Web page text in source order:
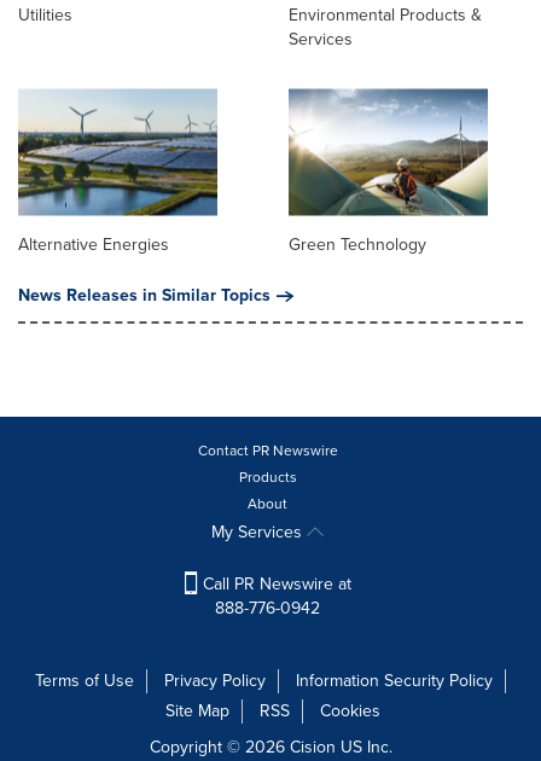
Utilities
Environmental Products &
Services
Alternative Energies
Green Technology
News Releases in Similar Topics
Contact PR Newswire
Products
About
My Services
Call PR Newswire at
888-776-0942
Terms of Use Privacy Policy
Information Security Policy
Site Map
RSS
Cookies
Copyright © 2026Cision US Inc.